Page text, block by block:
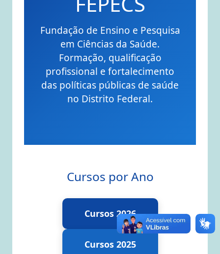
Fundação de Ensino e Pesquisa
em Ciências da Saúde.
Formação, qualificação
profissional e fortalecimento
das políticas públicas de saúde
no Distrito Federal.
Cursos por Ano
Cursos 2026
Cursos 2025